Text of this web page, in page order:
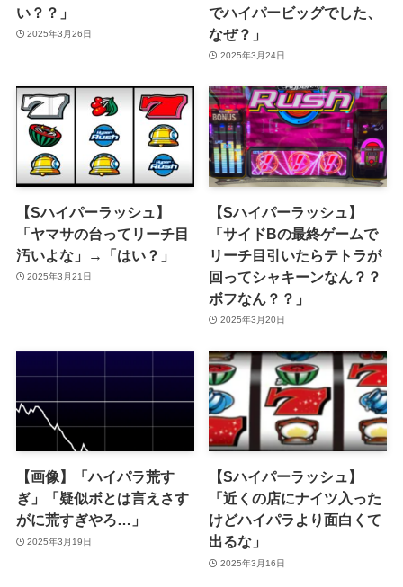
い？？」
2025年3月26日
でハイパービッグでした、
なぜ？」
2025年3月24日
【Sハイパーラッシュ】
「ヤマサの台ってリーチ目
汚いよな」→「はい？」
2025年3月21日
【Sハイパーラッシュ】
「サイドBの最終ゲームで
リーチ目引いたらテトラが
回ってシャキーンなん？？
ボフなん？？」
2025年3月20日
【画像】「ハイパラ荒す
ぎ」「疑似ボとは言えさす
がに荒すぎやろ…」
2025年3月19日
【Sハイパーラッシュ】
「近くの店にナイツ入った
けどハイパラより面白くて
出るな」
2025年3月16日